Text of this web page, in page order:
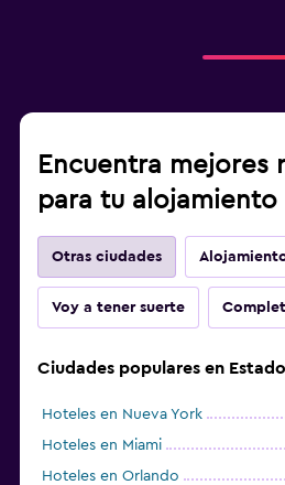
Encuentra mejores
para tu alojamiento
Otras ciudades
Voy a tener suerte
Ciudades populares en
Hoteles en Nueva York
Hoteles en Miami
Hoteles en Orlando